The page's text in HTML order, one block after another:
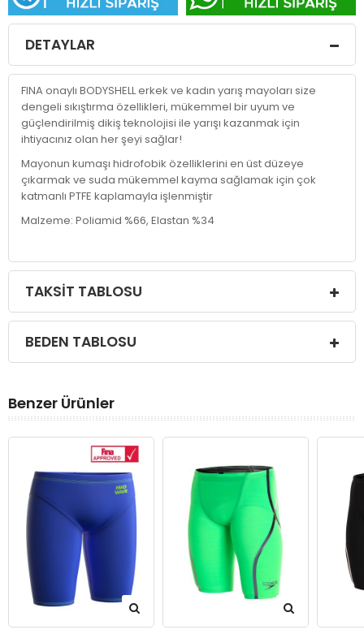
DETAYLAR
FINA onaylı BODYSHELL erkek ve kadın yarış mayoları size
dengeli sıkıştırma özellikleri, mükemmel bir uyum ve
güçlendirilmiş dikiş teknolojisi ile yarışı kazanmak için
ihtiyacınız olan her şeyi sağlar!
Mayonun kumaşı hidrofobik özelliklerini en üst düzeye
çıkarmak ve suda mükemmel kayma sağlamak için çok
katmanlı PTFE kaplamayla işlenmiştir
Malzeme: Poliamid %66, Elastan %34
TAKSIT TABLOSU
BEDEN TABLOSU
Benzer Ürünler